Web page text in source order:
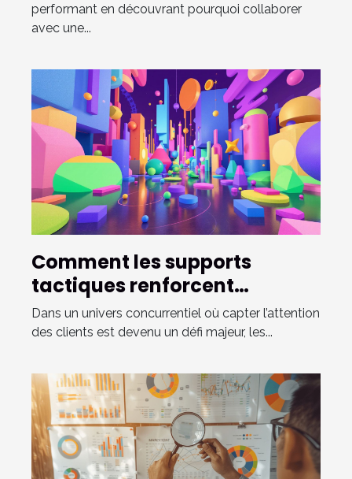
performant en découvrant pourquoi collaborer
avec une...
Comment les supports
tactiques renforcent
l'engagement client
Dans un univers concurrentiel où capter l’attention
des clients est devenu un défi majeur, les...